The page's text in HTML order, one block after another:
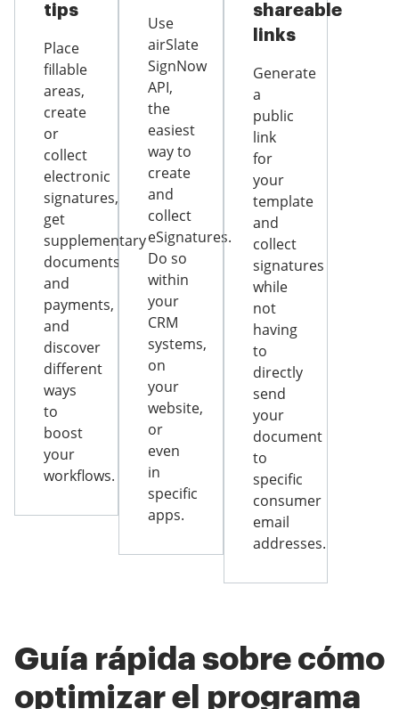
tips
Place
fillable
areas,
create
or
collect
electronic
signatures,
get
supplementary
documents
and
payments,
and
discover
different
ways
to
boost
your
workflows.
Use
airSlate
SignNow
API,
the
easiest
way to
create
and
collect
eSignatures.
Do so
within
your
CRM
systems,
on
your
website,
or
even
in
specific
apps.
shareable
links
Generate
a
public
link
for
your
template
and
collect
signatures
while
not
having
to
directly
send
your
document
to
specific
consumer
email
addresses.
Guía rápida sobre cómo
optimizar el programa